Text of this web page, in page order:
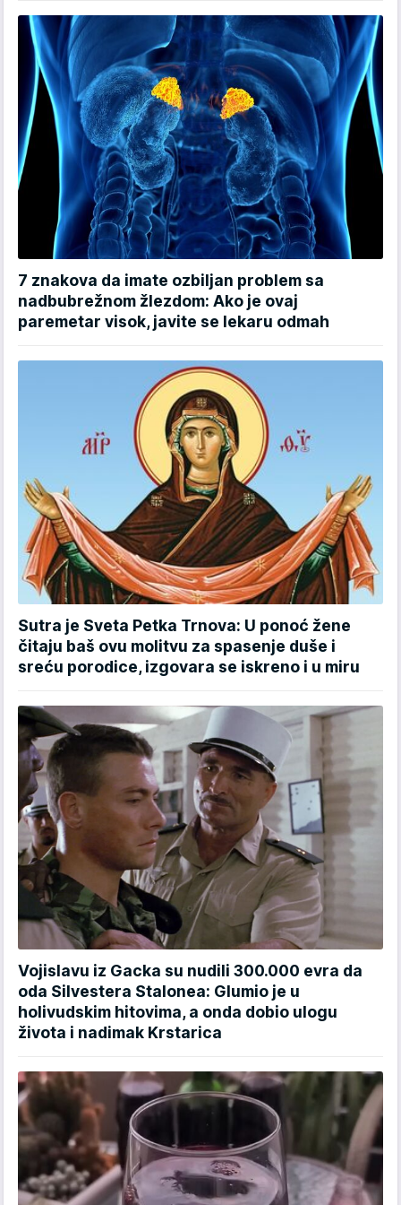
7 znakova da imate ozbiljan problem sa
nadbubrežnom žlezdom: Ako je ovaj
paremetar visok, javite se lekaru odmah
Sutra je Sveta Petka Trnova: U ponoć žene
čitaju baš ovu molitvu za spasenje duše i
sreću porodice, izgovara se iskreno i u miru
Vojislavu iz Gacka su nudili 300.000 evra da
oda Silvestera Stalonea: Glumio je u
holivudskim hitovima, a onda dobio ulogu
života i nadimak Krstarica